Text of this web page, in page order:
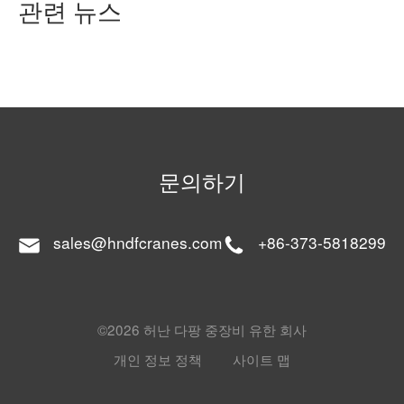
관련 뉴스
문의하기
sales@hndfcranes.com +86-373-5818299
©2026 허난 다팡 중장비 유한 회사
개인 정보 정책
사이트 맵